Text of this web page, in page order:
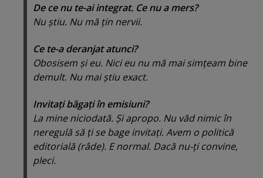
De ce nu te-ai integrat. Ce nu a mers?
Nu ştiu. Nu mă ţin nervii.
Ce te-a deranjat atunci?
Obosisem şi eu. Nici eu nu mă mai simţeam bine
demult. Nu mai ştiu exact.
Invitaţi băgaţi în emisiuni?
La mine niciodată. Şi apropo. Nu văd nimic în
neregulă să ţi se bage invitaţi. Avem o politică
editorială (râde). E normal. Dacă nu-ţi convine,
pleci.